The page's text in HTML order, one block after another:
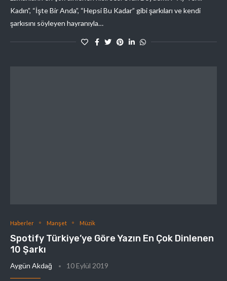
Kadın”, “İşte Bir Anda”, “Hepsi Bu Kadar” gibi şarkıları ve kendi
şarkısını söyleyen hayranıyla…
Haberler Manşet Müzik
Spotify Türkiye’ye Göre Yazın En Çok Dinlenen
10 Şarkı
Aygün Akdağ 10 Eylül 2019